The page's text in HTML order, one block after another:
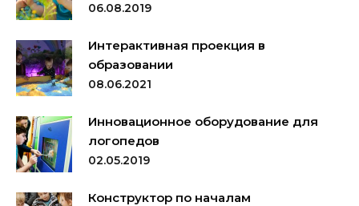
06.08.2019
Интерактивная проекция в
образовании
08.06.2021
Инновационное оборудование для
логопедов
02.05.2019
Конструктор по началам